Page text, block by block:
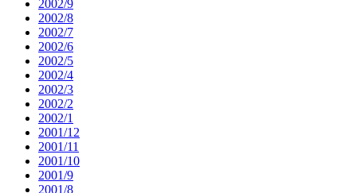
2002/9
2002/8
2002/7
2002/6
2002/5
2002/4
2002/3
2002/2
2002/1
2001/12
2001/11
2001/10
2001/9
2001/8